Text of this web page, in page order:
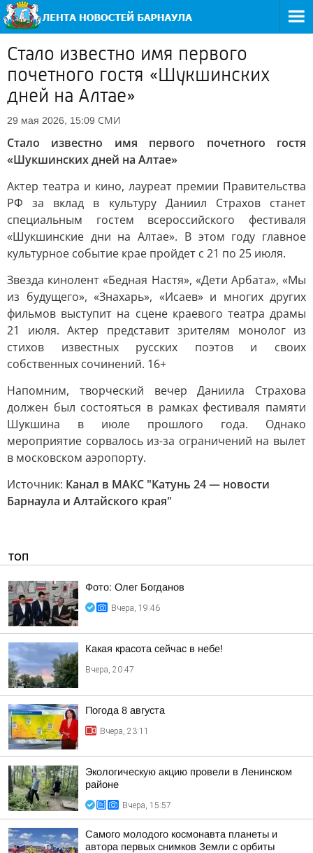
Стало известно имя первого
почетного гостя «Шукшинских
дней на Алтае»
29 мая 2026, 15:09 СМИ
Стало известно имя первого почетного гостя
«Шукшинских дней на Алтае»
Актер театра и кино, лауреат премии Правительства
РФ за вклад в культуру Даниил Страхов станет
специальным гостем всероссийского фестиваля
«Шукшинские дни на Алтае». В этом году главное
культурное событие крае пройдет с 21 по 25 июля.
Звезда кинолент «Бедная Настя», «Дети Арбата», «Мы
из будущего», «Знахарь», «Исаев» и многих других
фильмов выступит на сцене краевого театра драмы
21 июля. Актер представит зрителям монолог из
стихов известных русских поэтов и своих
собственных сочинений. 16+
Напомним, творческий вечер Даниила Страхова
должен был состояться в рамках фестиваля памяти
Шукшина в июле прошлого года. Однако
мероприятие сорвалось из-за ограничений на вылет
в московском аэропорту.
Источник: Канал в МАКС "Катунь 24 — новости
Барнаула и Алтайского края"
ТОП
Фото: Олег Богданов
Вчера, 19:46
Какая красота сейчас в небе!
Вчера, 20:47
Погода 8 августа
Вчера, 23:11
Экологическую акцию провели в Ленинском
районе
Вчера, 15:57
Самого молодого космонавта планеты и
автора первых снимков Земли с орбиты